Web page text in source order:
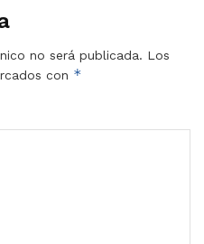
no será publicada. Los
con *